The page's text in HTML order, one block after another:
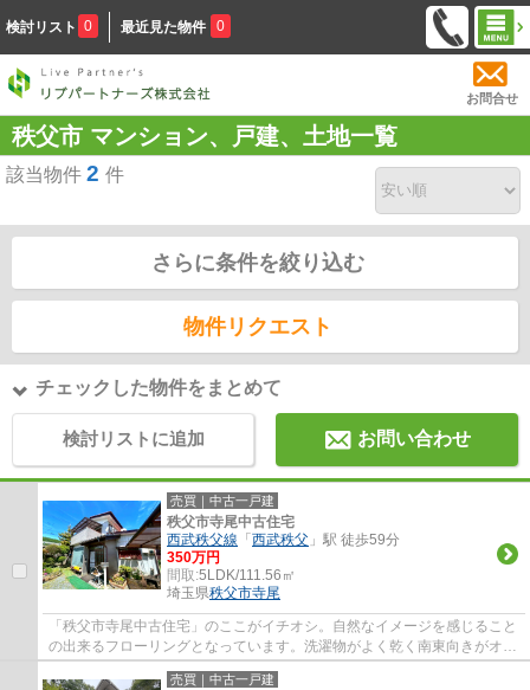
検討リスト 0 最近見た物件 0
お問合せ
秩父市 マンション、戸建、土地一覧
該当物件 2 件
さらに条件を絞り込む
物件リクエスト
チェックした物件をまとめて
検討リストに追加 お問い合わせ
売買｜中古一戸建
秩父市寺尾中古住宅
西武秩父線 「 西武秩父 」駅 徒歩59分
350万円
間取:5LDK/111.56㎡
埼玉県秩父市寺尾
「秩父市寺尾中古住宅」のここがイチオシ。自然なイメージを感じること
の出来るフローリングとなっています。洗濯物がよく乾く南東向きがオス
スメポイントです。値段がお手ごろな中古...
売買｜中古一戸建